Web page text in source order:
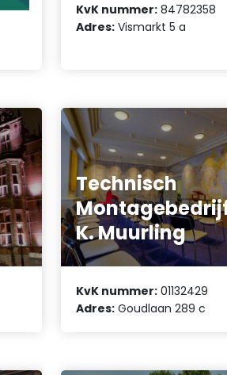
KvK nummer: 84782358
Adres: Vismarkt 5 a
Technisch
K. Muurling
KvK nummer: 01132429
Adres: Goudlaan 289 c